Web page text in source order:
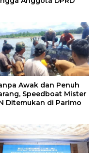
Awak dan Penuh
Speedboat Mister
Ditemukan di Parimo